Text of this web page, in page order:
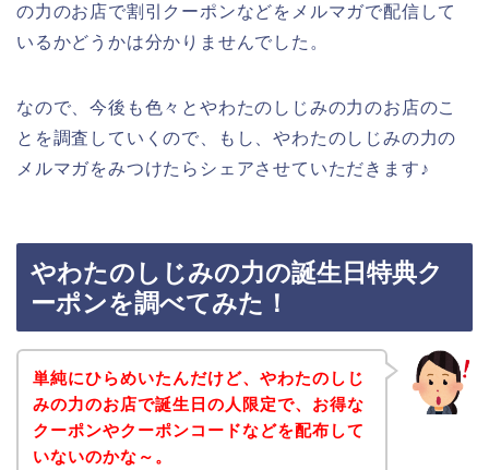
の力のお店で割引クーポンなどをメルマガで配信して
いるかどうかは分かりませんでした。
なので、今後も色々とやわたのしじみの力のお店のこ
とを調査していくので、もし、やわたのしじみの力の
メルマガをみつけたらシェアさせていただきます♪
やわたのしじみの力の誕生日特典ク
ーポンを調べてみた！
単純にひらめいたんだけど、やわたのしじ
みの力のお店で誕生日の人限定で、お得な
クーポンやクーポンコードなどを配布して
いないのかな～。